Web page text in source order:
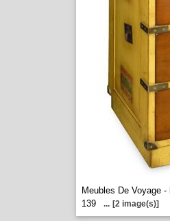
Meubles De Voyage -
139
... [2 image(s)]